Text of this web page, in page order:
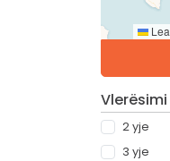
2 yje
3 yje